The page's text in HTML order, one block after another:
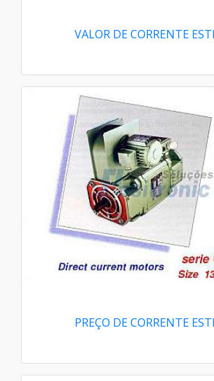
VALOR DE CORRENTE
PREÇO DE CORRENTE